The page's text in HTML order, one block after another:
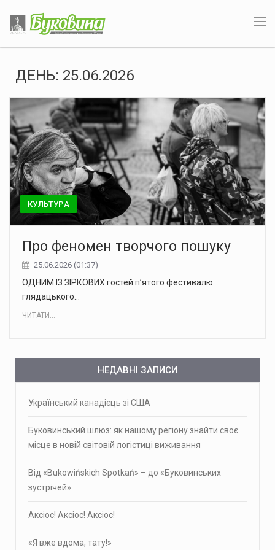
ДЕНЬ: 25.06.2026
КУЛЬТУРА
Про фено­мен твор­чого пошуку
25.06.2026 (01:37)
ОДНИМ ІЗ ЗІРКОВИХ гостей п’ятого фестивалю
глядацького…
ЧИТАТИ...
НЕДАВНІ ЗАПИСИ
Український канадієць зі США
Буковинський шлюз: як нашому регіону знайти своє
місце в новій світовій логістиці виживання
Від «Bukowińskich Spotkań» – до «Буковинських
зустрічей»
Аксіос! Аксіос! Аксіос!
«Я вже вдома, тату!»